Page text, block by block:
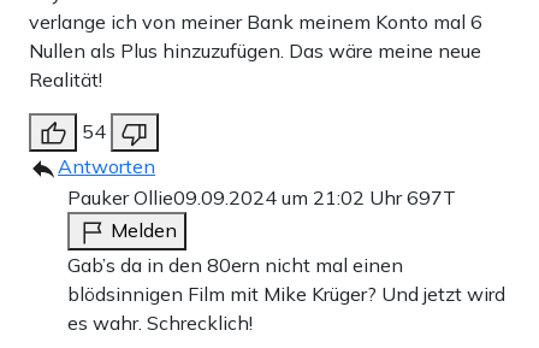
verlange ich von meiner Bank meinem Konto mal 6
Nullen als Plus hinzuzufügen. Das wäre meine neue
Realität!
54
Antworten
Pauker Ollie09.09.2024 um 21:02 Uhr697T
Melden
Gab’s da in den 80ern nicht mal einen
blödsinnigen Film mit Mike Krüger? Und jetzt wird
es wahr. Schrecklich!